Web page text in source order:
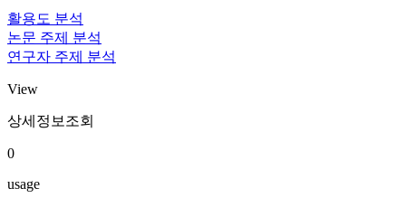
활용도 분석
논문 주제 분석
연구자 주제 분석
View
상세정보조회
0
usage